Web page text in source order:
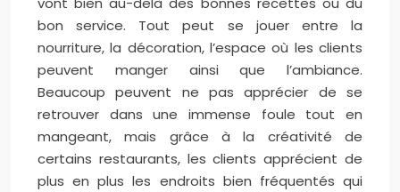
bon service. Tout peut se jouer entre la
nourriture, la décoration, l’espace où les clients
peuvent manger ainsi que l’ambiance.
Beaucoup peuvent ne pas apprécier de se
retrouver dans une immense foule tout en
mangeant, mais grâce à la créativité de
certains restaurants, les clients apprécient de
plus en plus les endroits bien fréquentés qui